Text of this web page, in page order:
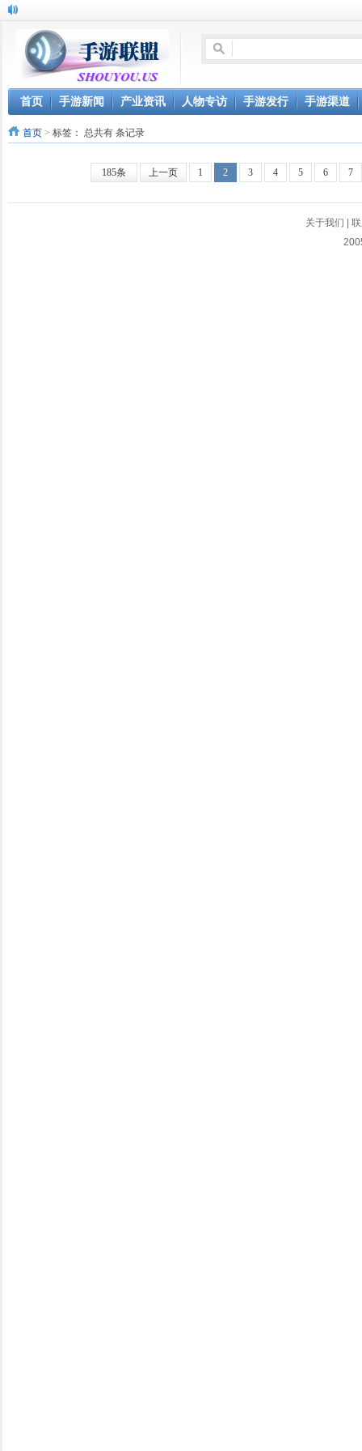
首页 手游新闻 产业资讯 人物专访 手游发行 手游渠道
首页 > 标签： 总共有 条记录
185条 上一页 1 2 3 4 5 6 7
关于我们